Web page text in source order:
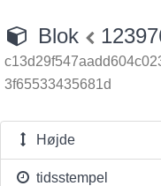
Blok
3f65533435681d
Højde
tidsstempel